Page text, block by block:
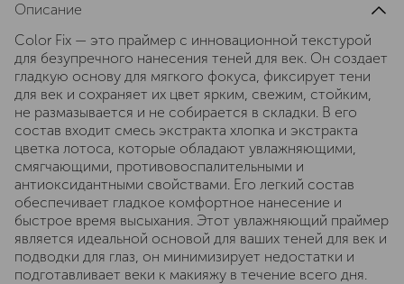
Описание
Color Fix — это праймер с инновационной текстурой
для безупречного нанесения теней для век. Он создает
гладкую основу для мягкого фокуса, фиксирует тени
для век и сохраняет их цвет ярким, свежим, стойким,
не размазывается и не собирается в складки. В его
состав входит смесь экстракта хлопка и экстракта
цветка лотоса, которые обладают увлажняющими,
смягчающими, противовоспалительными и
антиоксидантными свойствами. Его легкий состав
обеспечивает гладкое комфортное нанесение и
быстрое время высыхания. Этот увлажняющий праймер
является идеальной основой для ваших теней для век и
подводки для глаз, он минимизирует недостатки и
подготавливает веки к макияжу в течение всего дня.